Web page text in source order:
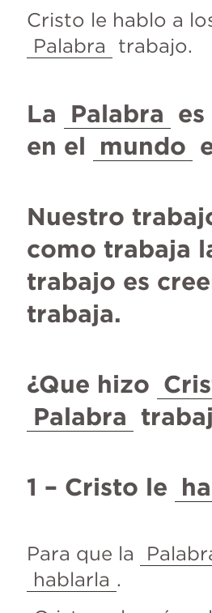
Cristo le hablo a
Palabra
trabajo.
La Palabra
en el mundo
Nuestro
como trabaja
trabajo es
trabaja.
¿Que hizo
Palabra
1 – Cristo le
Para que la
hablarla .